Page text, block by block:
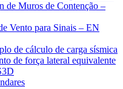
de Muros de Contenção –
Vento para Sinais – EN
de cálculo de carga sísmica
de força lateral equivalente